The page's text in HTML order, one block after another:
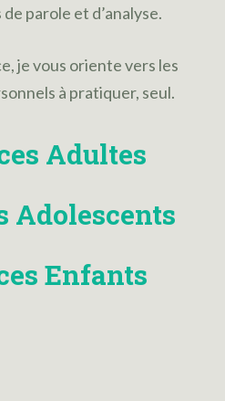
parole et d’analyse.
je vous oriente vers les
à pratiquer, seul.
Adultes
Adolescents
Enfants